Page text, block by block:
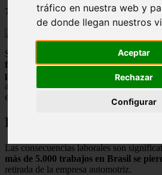
tráfico en nuestra web y
de donde llegan nuestros
Aceptar
Rechazar
Configurar
723
Se ha anunciado hace poco queFord
fabricación en Brasil, cerrandosus
país
. La automotriz americana le echa
acusa de haber amplificado años de
enormes en la región.
Pérdidas de Ford por la
Las consecuencias laborales son
más de 5.000 trabajos en Brasil se
retirada de la empresa automotriz.